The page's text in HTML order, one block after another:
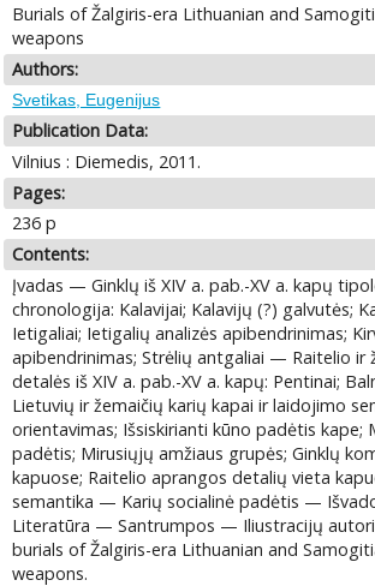
Burials of Žalgiris-era Lithuanian and
weapons
Authors:
Svetikas, Eugenijus
Publication Data:
Vilnius : Diemedis, 2011.
Pages:
236 p
Contents:
Įvadas — Ginklų iš XIV a. pab.-XV a. kapų
chronologija: Kalavijai; Kalavijų (?) galvutės;
Ietigaliai; Ietigalių analizės apibendrinimas;
apibendrinimas; Strėlių antgaliai — Raitelio ir
detalės iš XIV a. pab.-XV a. kapų: Pentinai;
Lietuvių ir žemaičių karių kapai ir laidojimo
orientavimas; Išsiskirianti kūno padėtis kape;
padėtis; Mirusiųjų amžiaus grupės; Ginklų
kapuose; Raitelio aprangos detalių vieta
semantika — Karių socialinė padėtis —
Literatūra — Santrumpos — Iliustracijų
burials of Žalgiris-era Lithuanian and
weapons.